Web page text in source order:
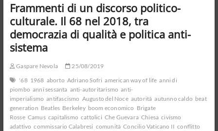
Frammenti di un discorso politico-
culturale. Il 68 nel 2018, tra
democrazia di qualità e politica anti-
sistema
Gaspare Nevola
25/08/2019
'68 1968 aborto Adriano Sofri american way of life anni di
piombo anni sessanta anti-autoritarismo anti-
imperialismo antifascismo Augusto del Noce autorità autunno caldo beat
generation Beatles Berkeley boom economico Brigate
Rosse Camus capitalismo cattolici Che Guevara Chiesa civismo
adattivo commissario Calabresi comunità Concilio Vaticano II conflitto